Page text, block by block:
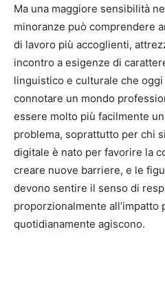
Ma una maggiore sensibilità
minoranze può comprendere
di lavoro più accoglienti,
incontro a esigenze di
linguistico e culturale che
connotare un mondo
essere molto più facilmente
problema, soprattutto per chi
digitale è nato per favorire la
creare nuove barriere, e le
devono sentire il senso di
proporzionalmente
quotidianamente agiscono.